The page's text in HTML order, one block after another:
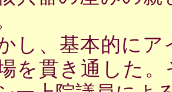
し、基本的にア
を貫き通した